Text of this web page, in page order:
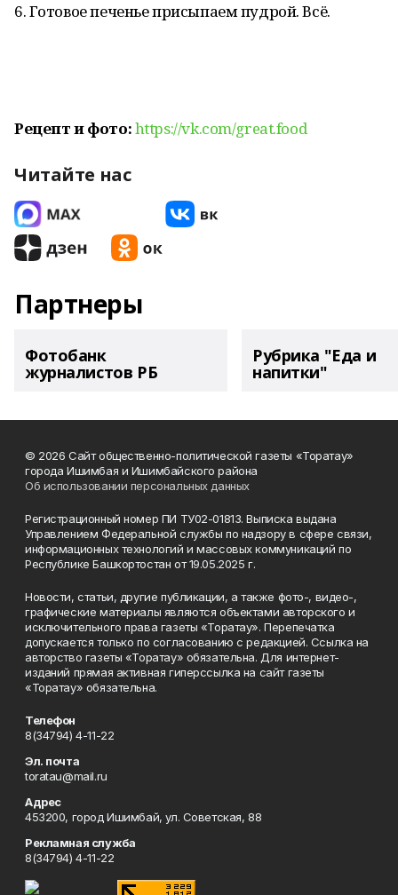
6. Готовое печенье присыпаем пудрой. Всё.
Рецепт и фото:https://vk.com/great.food
Читайте нас
Партнеры
Фотобанк
журналистов РБ
Рубрика "Еда и
напитки"
© 2026 Сайт общественно-политической газеты «Торатау»
города Ишимбая и Ишимбайского района
Об использовании персональных данных
Регистрационный номер ПИ ТУ02-01813. Выписка выдана
Управлением Федеральной службы по надзору в сфере связи,
информационных технологий и массовых коммуникаций по
Республике Башкортостан от 19.05.2025 г.
Новости, статьи, другие публикации, а также фото-, видео-,
графические материалы являются объектами авторского и
исключительного права газеты «Торатау». Перепечатка
допускается только по согласованию с редакцией. Ссылка на
авторство газеты «Торатау» обязательна. Для интернет-
изданий прямая активная гиперссылка на сайт газеты
«Торатау» обязательна.
Телефон
8(34794) 4-11-22
Эл. почта
toratau@mail.ru
Адрес
453200, город Ишимбай, ул. Советская, 88
Рекламная служба
8(34794) 4-11-22